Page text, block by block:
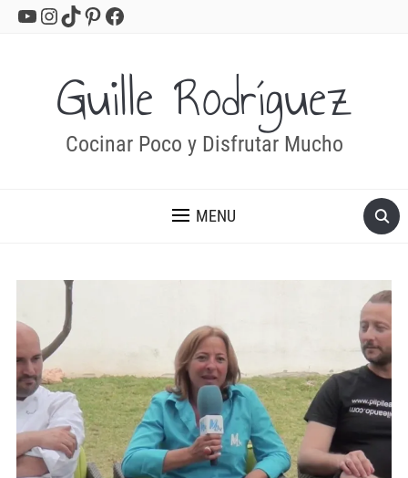
YouTube
Instagram
TikTok
Pinterest
Facebook
Guille Rodríguez
Cocinar Poco y Disfrutar Mucho
MENU